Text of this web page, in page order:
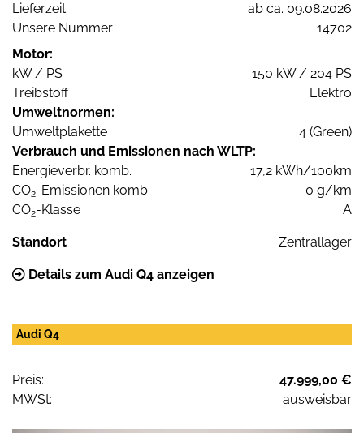
Lieferzeit
ab ca. 09.08.2026
Unsere Nummer
14702
Motor:
kW / PS
150 kW / 204 PS
Treibstoff
Elektro
Umweltnormen:
Umweltplakette
4 (Green)
Verbrauch und Emissionen nach WLTP:
Energieverbr. komb.
17,2 kWh/100km
CO2-Emissionen komb.
0 g/km
CO2-Klasse A
Standort Zentrallager
Details zum Audi Q4 anzeigen
Audi Q4
Preis:
47.999,00 €
MWSt:
ausweisbar